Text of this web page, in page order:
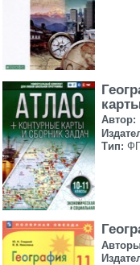
Автор:
Тип: